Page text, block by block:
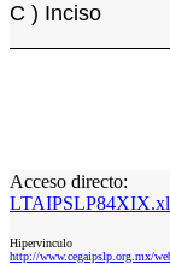
C ) Inciso
Acceso directo:
Hipervinculo
http://www.cegaipslp.org.mx/